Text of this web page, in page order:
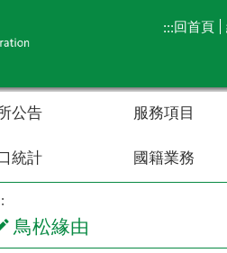
:::回首頁
公告 服務項目
統計 國籍業務
鳥松緣由